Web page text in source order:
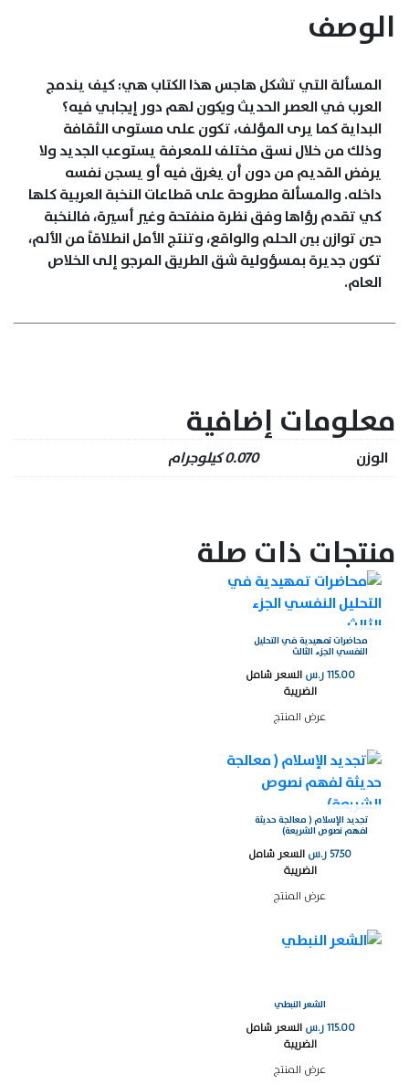
الوصف
المسألة التي تشكل هاجس هذا الكتاب هي: كيف يندمج
العرب في العصر الحديث ويكون لهم دور إيجابي فيه؟
البداية كما يرى المؤلف، تكون على مستوى الثقافة
وذلك من خلال نسق مختلف للمعرفة يستوعب الجديد ولا
يرفض القديم من دون أن يغرق فيه أو يسجن نفسه
داخله. والمسألة مطروحة على قطاعات النخبة العربية كلها
كي تقدم رؤاها وفق نظرة منفتحة وغير أسيرة، فالنخبة
حين توازن بين الحلم والواقع، وتنتج الأمل انطلاقاً من الألم،
تكون جديرة بمسؤولية شق الطريق المرجو إلى الخلاص
العام.
معلومات إضافية
الوزن 0.070 كيلوجرام
منتجات ذات صلة
محاضرات تمهيدية في التحليل
النفسي الجزء الثالث
115.00 ر.س السعر شامل
الضريبة
عرض المنتج
تجديد الإسلام ( معالجة حديثة
لفهم نصوص الشريعة)
57.50ر.س السعر شامل
الضريبة
عرض المنتج
الشعر النبطي
115.00 ر.س السعر شامل
الضريبة
عرض المنتج